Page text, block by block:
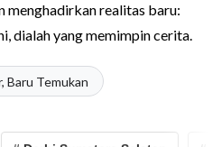
menghadirkan realitas baru:
dialah yang memimpin cerita.
Baru Temukan